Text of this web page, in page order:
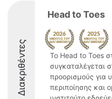
Διακριθέντες
Head to Toes
Το Head to Toes
συγκαταλέγεται
προορισμούς για
περιποίησης και